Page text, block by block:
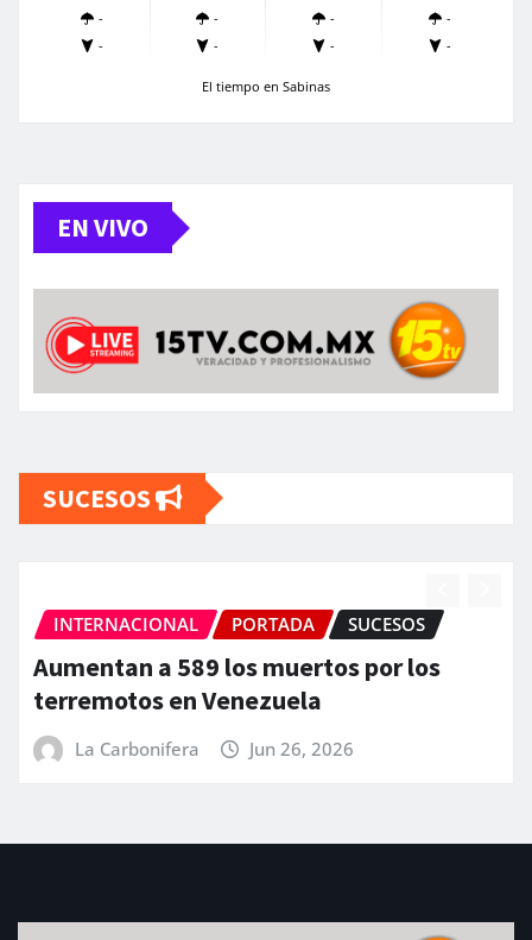
-
-
-
-
-
-
-
-
El tiempo en Sabinas
EN VIVO
SUCESOS
INTERNACIONAL PORTADA SUCESOS
Aumentan a 589 los muertos por los
terremotos en Venezuela
La Carbonifera Jun 26, 2026